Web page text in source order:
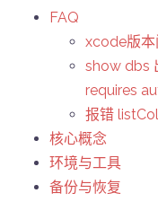
FAQ
xcode版本
show dbs
requires
报错
核心概念
环境与工具
备份与恢复